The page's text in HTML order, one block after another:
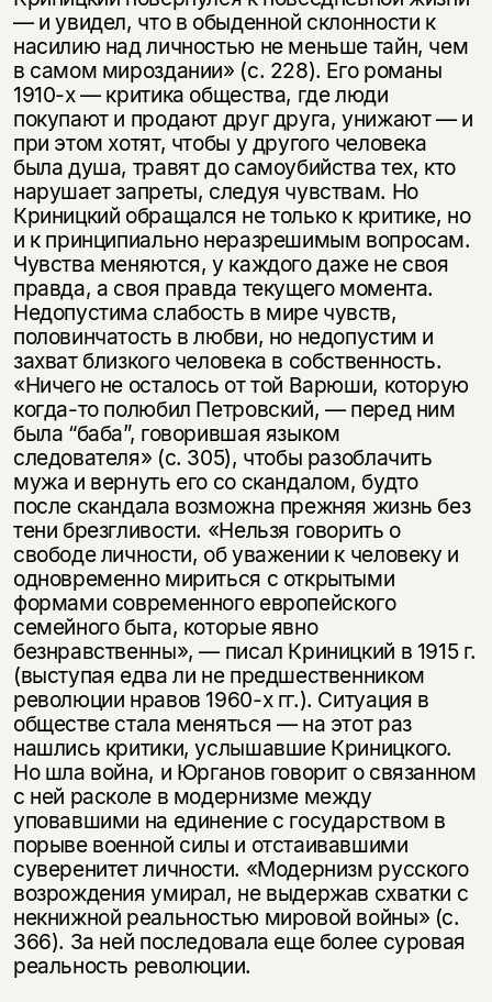
— и увидел, что в обыденной склонности к
насилию над личностью не меньше тайн, чем
в самом мироздании» (с. 228). Его романы
1910-х — критика общества, где люди
покупают и продают друг друга, унижают — и
при этом хотят, чтобы у другого человека
была душа, травят до самоубийства тех, кто
нарушает запреты, следуя чувствам. Но
Криницкий обращался не только к критике, но
и к принципиально неразрешимым вопросам.
Чувства меняются, у каждого даже не своя
правда, а своя правда текущего момента.
Недопустима слабость в мире чувств,
половинчатость в любви, но недопустим и
захват близкого человека в собственность.
«Ничего не осталось от той Варюши, которую
когда-то полюбил Петровский, — перед ним
была “баба”, говорившая языком
следователя» (с. 305), чтобы разоблачить
мужа и вернуть его со скандалом, будто
после скандала возможна прежняя жизнь без
тени брезгливости. «Нельзя говорить о
свободе личности, об уважении к человеку и
одновременно мириться с открытыми
формами современного европейского
семейного быта, которые явно
безнравственны», — писал Криницкий в 1915 г.
(выступая едва ли не предшественником
революции нравов 1960-х гг.). Ситуация в
обществе стала меняться — на этот раз
нашлись критики, услышавшие Криницкого.
Но шла война, и Юрганов говорит о связанном
с ней расколе в модернизме между
уповавшими на единение с государством в
порыве военной силы и отстаивавшими
суверенитет личности. «Модернизм русского
возрождения умирал, не выдержав схватки с
некнижной реальностью мировой войны» (с.
366). За ней последовала еще более суровая
реальность революции.